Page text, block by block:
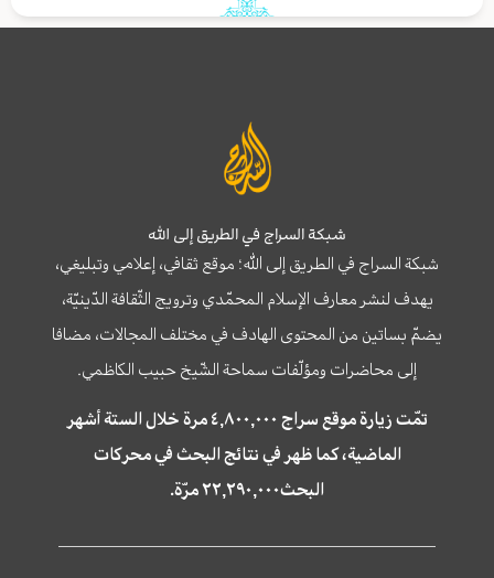
شبكة السراج في الطريق إلى الله
شبكة السراج في الطريق إلى الله؛ موقع ثقافي، إعلامي وتبليغي،
يهدف لنشر معارف الإسلام المحمّدي وترويج الثّقافة الدّينيّة،
يضمّ بساتين من المحتوى الهادف في مختلف المجالات، مضافا
إلى محاضرات ومؤلّفات سماحة الشّيخ حبيب الكاظمي.
تمّت زيارة موقع سراج ٤,٨٠٠,٠٠٠ مرة خلال الستة أشهر
الماضية، كما ظهر في نتائج البحث في محركات
البحث٢٢,٢٩٠,٠٠٠ مرّة.